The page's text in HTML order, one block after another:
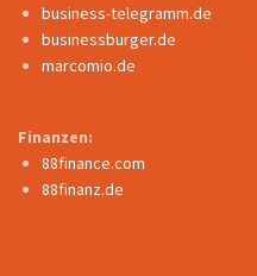
business-telegramm.de
businessburger.de
marcomio.de
Finanzen:
88finance.com
88finanz.de